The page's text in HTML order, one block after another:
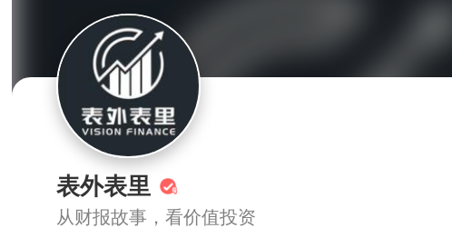
表外表里
从财报故事，看价值投资